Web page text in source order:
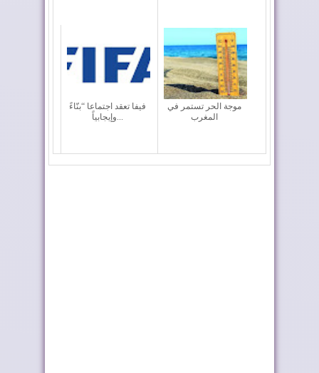
فيفا تعقد اجتماعا “بنّاءً
موجة الحر تستمر في
المغرب